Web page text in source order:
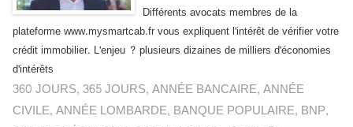
Différents avocats membres de la
plateforme www.mysmartcab.fr vous expliquent l'intérêt de vérifier votre
crédit immobilier. L'enjeu ? plusieurs dizaines de milliers d'économies
d'intérêts
360 JOURS, 365 JOURS,ANNÉE BANCAIRE,ANNÉE
CIVILE,ANNÉE LOMBARDE, BANQUE POPULAIRE, BNP,